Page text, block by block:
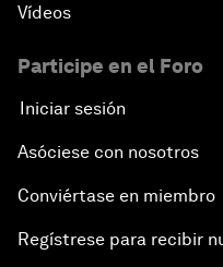
Vídeos
Participe en el Foro
Iniciar sesión
Asóciese con nosotros
Conviértase en miembro
Regístrese para recibir